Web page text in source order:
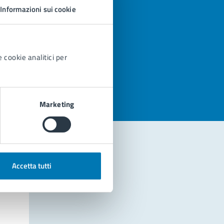
Informazioni sui cookie
cookie analitici per
Marketing
Accetta tutti